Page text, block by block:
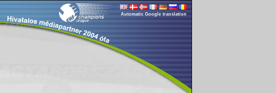
Automatic Google translation